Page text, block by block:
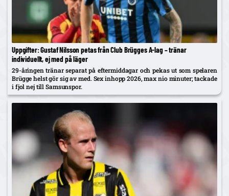
Uppgifter: Gustaf Nilsson petas från Club Brügges A-lag – tränar
individuellt, ej med på läger
29-åringen tränar separat på eftermiddagar och pekas ut som spelaren
Brügge helst gör sig av med. Sex inhopp 2026, max nio minuter; tackade
i fjol nej till Samsunspor.